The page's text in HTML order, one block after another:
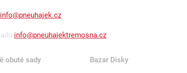
info@pneuhajek.cz
info@pneuhajektremosna.cz
obuté sady Bazar Disky